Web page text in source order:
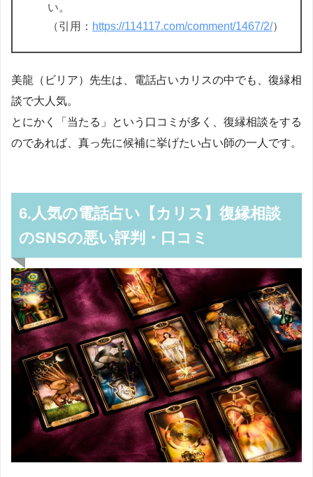
い。
（引用： https://114117.com/comment/1467/2/）
美龍（ビリア）先生は、電話占いカリスの中でも、復縁相
談で大人気。
とにかく「当たる」という口コミが多く、復縁相談をする
のであれば、真っ先に候補に挙げたい占い師の一人です。
6.人気の電話占い【カリス】復縁相談
のSNSの悪い評判・口コミ